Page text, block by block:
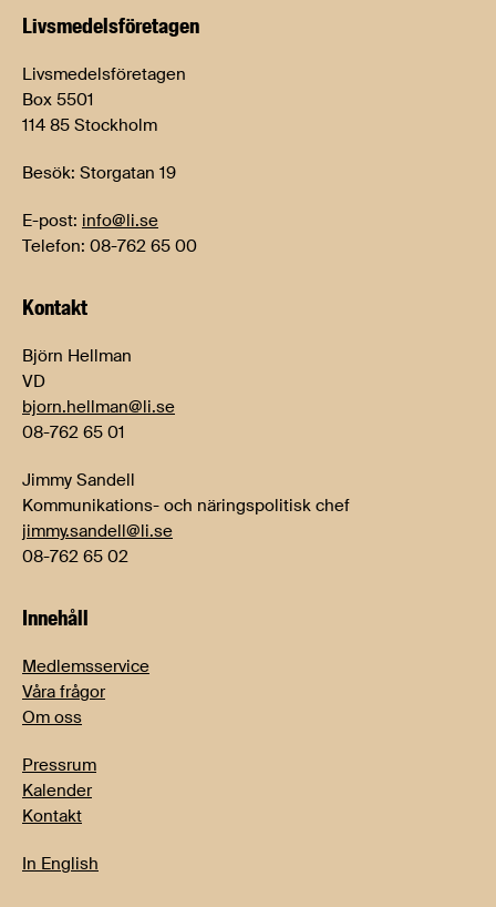
Livsmedels­företagen
Livsmedelsföretagen
Box 5501
114 85 Stockholm
Besök: Storgatan 19
E-post: info@li.se
Telefon: 08-762 65 00
Kontakt
Björn Hellman
VD
bjorn.hellman@li.se
08-762 65 01
Jimmy Sandell
Kommunikations- och näringspolitisk chef
jimmy.sandell@li.se
08-762 65 02
Innehåll
Medlemsservice
Våra frågor
Om oss
Pressrum
Kalender
Kontakt
In English